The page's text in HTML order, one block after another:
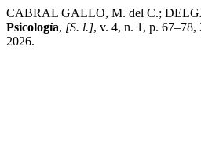
CABRAL GALLO, M. del C.;
Psicología, [S. l.], v. 4, n. 1, p.
2026.